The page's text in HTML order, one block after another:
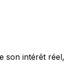
son intérêt